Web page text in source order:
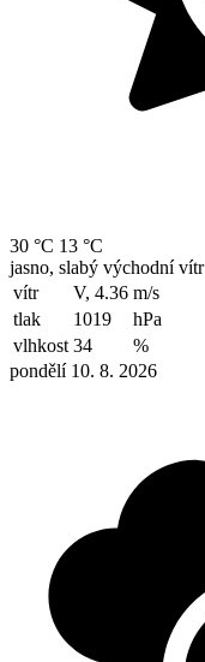
30 °C 13 °C
jasno, slabý východní vítr
vítr
V, 4.36 m/s
tlak
1019
hPa
vlhkost 34
%
pondělí 10. 8. 2026